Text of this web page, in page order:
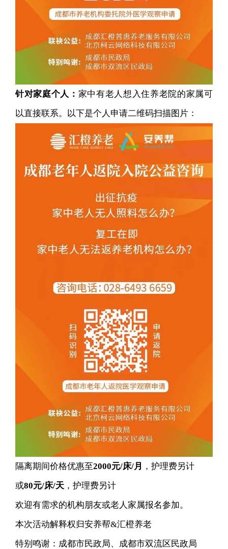
针对家庭个人： 家中有老人想入住养老院的家属可
以直接联系。以下是个人申请二维码扫描图片：
隔离期间价格优惠至2000元/床/月
，护理费另计
或80元/床/天 ，护理费另计
欢迎有需求的机构朋友或老人家属报名参加。
本次活动解释权归安养帮&汇橙养老
特别鸣谢：成都市民政局、成都市双流区民政局